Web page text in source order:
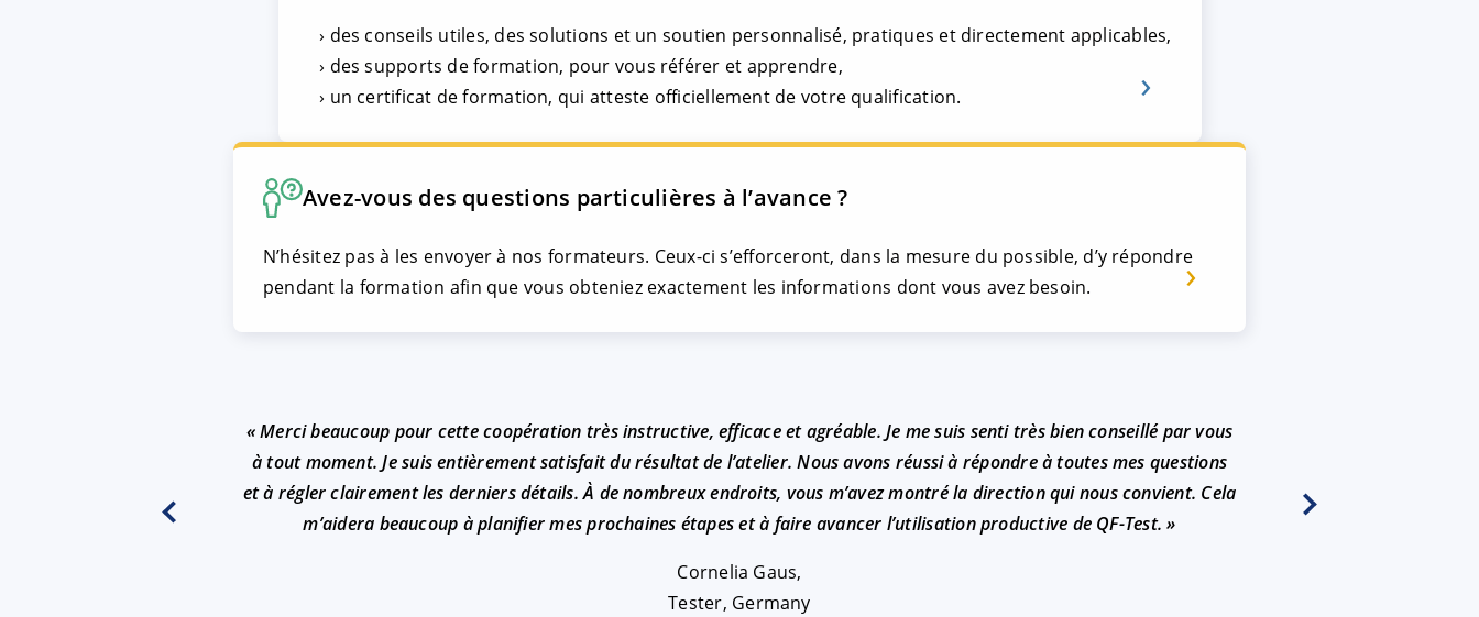
des conseils utiles, des solutions et un soutien personnalisé, pratiques et directement applicables,
des supports de formation, pour vous référer et apprendre,
un certificat de formation, qui atteste officiellement de votre qualification.
Avez-vous des questions particulières à l’avance ?
N’hésitez pas à les envoyer à nos formateurs. Ceux-ci s’efforceront, dans la mesure du possible, d’y répondre
pendant la formation afin que vous obteniez exactement les informations dont vous avez besoin.
« Merci beaucoup pour cette coopération très instructive, efficace et agréable. Je me suis senti très bien conseillé par vous
à tout moment. Je suis entièrement satisfait du résultat de l’atelier. Nous avons réussi à répondre à toutes mes questions
et à régler clairement les derniers détails. À de nombreux endroits, vous m’avez montré la direction qui nous convient. Cela
m’aidera beaucoup à planifier mes prochaines étapes et à faire avancer l’utilisation productive de QF-Test. »
Cornelia Gaus,
Tester, Germany